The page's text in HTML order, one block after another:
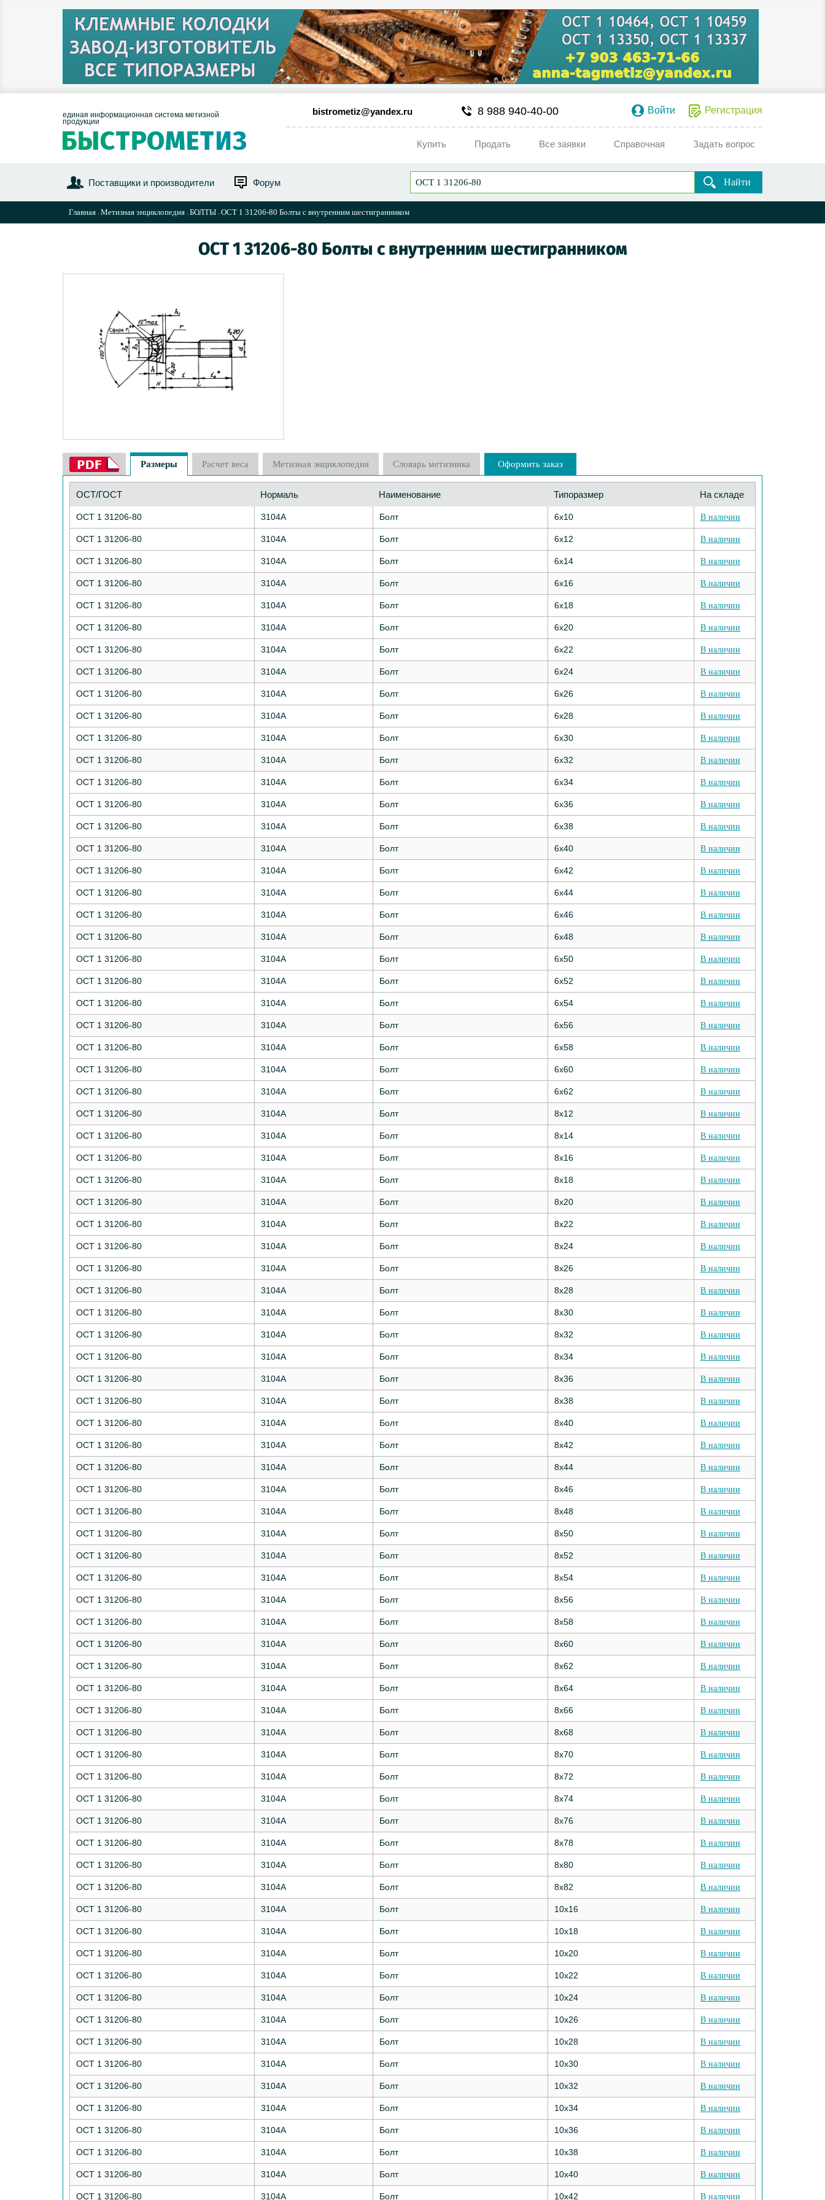
единая информационная система метизной
продукции
bistrometiz@yandex.ru 8 988 940-40-00 Войти Регистрация
Купить Продать Все заявки Справочная Задать вопрос
Поставщики и производители Форум Найти
Главная Метизная энциклопедия БОЛТЫ ОСТ 1 31206-80 Болты с внутренним шестигранником
ОСТ 1 31206-80 Болты с внутренним шестигранником
Размеры Расчет веса Метизная энциклопедия Словарь метизника Оформить заказ
ОСТ/ГОСТ Нормаль Наименование Типоразмер На складе
ОСТ 1 31206-80 3104А Болт 6х10 В наличии
ОСТ 1 31206-80 3104А Болт 6х12 В наличии
ОСТ 1 31206-80 3104А Болт 6х14 В наличии
ОСТ 1 31206-80 3104А Болт 6х16 В наличии
ОСТ 1 31206-80 3104А Болт 6х18 В наличии
ОСТ 1 31206-80 3104А Болт 6х20 В наличии
ОСТ 1 31206-80 3104А Болт 6х22 В наличии
ОСТ 1 31206-80 3104А Болт 6х24 В наличии
ОСТ 1 31206-80 3104А Болт 6х26 В наличии
ОСТ 1 31206-80 3104А Болт 6х28 В наличии
ОСТ 1 31206-80 3104А Болт 6х30 В наличии
ОСТ 1 31206-80 3104А Болт 6х32 В наличии
ОСТ 1 31206-80 3104А Болт 6х34 В наличии
ОСТ 1 31206-80 3104А Болт 6х36 В наличии
ОСТ 1 31206-80 3104А Болт 6х38 В наличии
ОСТ 1 31206-80 3104А Болт 6х40 В наличии
ОСТ 1 31206-80 3104А Болт 6х42 В наличии
ОСТ 1 31206-80 3104А Болт 6х44 В наличии
ОСТ 1 31206-80 3104А Болт 6х46 В наличии
ОСТ 1 31206-80 3104А Болт 6х48 В наличии
ОСТ 1 31206-80 3104А Болт 6х50 В наличии
ОСТ 1 31206-80 3104А Болт 6х52 В наличии
ОСТ 1 31206-80 3104А Болт 6х54 В наличии
ОСТ 1 31206-80 3104А Болт 6х56 В наличии
ОСТ 1 31206-80 3104А Болт 6х58 В наличии
ОСТ 1 31206-80 3104А Болт 6х60 В наличии
ОСТ 1 31206-80 3104А Болт 6х62 В наличии
ОСТ 1 31206-80 3104А Болт 8х12 В наличии
ОСТ 1 31206-80 3104А Болт 8х14 В наличии
ОСТ 1 31206-80 3104А Болт 8х16 В наличии
ОСТ 1 31206-80 3104А Болт 8х18 В наличии
ОСТ 1 31206-80 3104А Болт 8х20 В наличии
ОСТ 1 31206-80 3104А Болт 8х22 В наличии
ОСТ 1 31206-80 3104А Болт 8х24 В наличии
ОСТ 1 31206-80 3104А Болт 8х26 В наличии
ОСТ 1 31206-80 3104А Болт 8х28 В наличии
ОСТ 1 31206-80 3104А Болт 8х30 В наличии
ОСТ 1 31206-80 3104А Болт 8х32 В наличии
ОСТ 1 31206-80 3104А Болт 8х34 В наличии
ОСТ 1 31206-80 3104А Болт 8х36 В наличии
ОСТ 1 31206-80 3104А Болт 8х38 В наличии
ОСТ 1 31206-80 3104А Болт 8х40 В наличии
ОСТ 1 31206-80 3104А Болт 8х42 В наличии
ОСТ 1 31206-80 3104А Болт 8х44 В наличии
ОСТ 1 31206-80 3104А Болт 8х46 В наличии
ОСТ 1 31206-80 3104А Болт 8х48 В наличии
ОСТ 1 31206-80 3104А Болт 8х50 В наличии
ОСТ 1 31206-80 3104А Болт 8х52 В наличии
ОСТ 1 31206-80 3104А Болт 8х54 В наличии
ОСТ 1 31206-80 3104А Болт 8х56 В наличии
ОСТ 1 31206-80 3104А Болт 8х58 В наличии
ОСТ 1 31206-80 3104А Болт 8х60 В наличии
ОСТ 1 31206-80 3104А Болт 8х62 В наличии
ОСТ 1 31206-80 3104А Болт 8х64 В наличии
ОСТ 1 31206-80 3104А Болт 8х66 В наличии
ОСТ 1 31206-80 3104А Болт 8х68 В наличии
ОСТ 1 31206-80 3104А Болт 8х70 В наличии
ОСТ 1 31206-80 3104А Болт 8х72 В наличии
ОСТ 1 31206-80 3104А Болт 8х74 В наличии
ОСТ 1 31206-80 3104А Болт 8х76 В наличии
ОСТ 1 31206-80 3104А Болт 8х78 В наличии
ОСТ 1 31206-80 3104А Болт 8х80 В наличии
ОСТ 1 31206-80 3104А Болт 8х82 В наличии
ОСТ 1 31206-80 3104А Болт 10х16 В наличии
ОСТ 1 31206-80 3104А Болт 10х18 В наличии
ОСТ 1 31206-80 3104А Болт 10х20 В наличии
ОСТ 1 31206-80 3104А Болт 10х22 В наличии
ОСТ 1 31206-80 3104А Болт 10х24 В наличии
ОСТ 1 31206-80 3104А Болт 10х26 В наличии
ОСТ 1 31206-80 3104А Болт 10х28 В наличии
ОСТ 1 31206-80 3104А Болт 10х30 В наличии
ОСТ 1 31206-80 3104А Болт 10х32 В наличии
ОСТ 1 31206-80 3104А Болт 10х34 В наличии
ОСТ 1 31206-80 3104А Болт 10х36 В наличии
ОСТ 1 31206-80 3104А Болт 10х38 В наличии
ОСТ 1 31206-80 3104А Болт 10х40 В наличии
ОСТ 1 31206-80 3104А Болт 10х42 В наличии